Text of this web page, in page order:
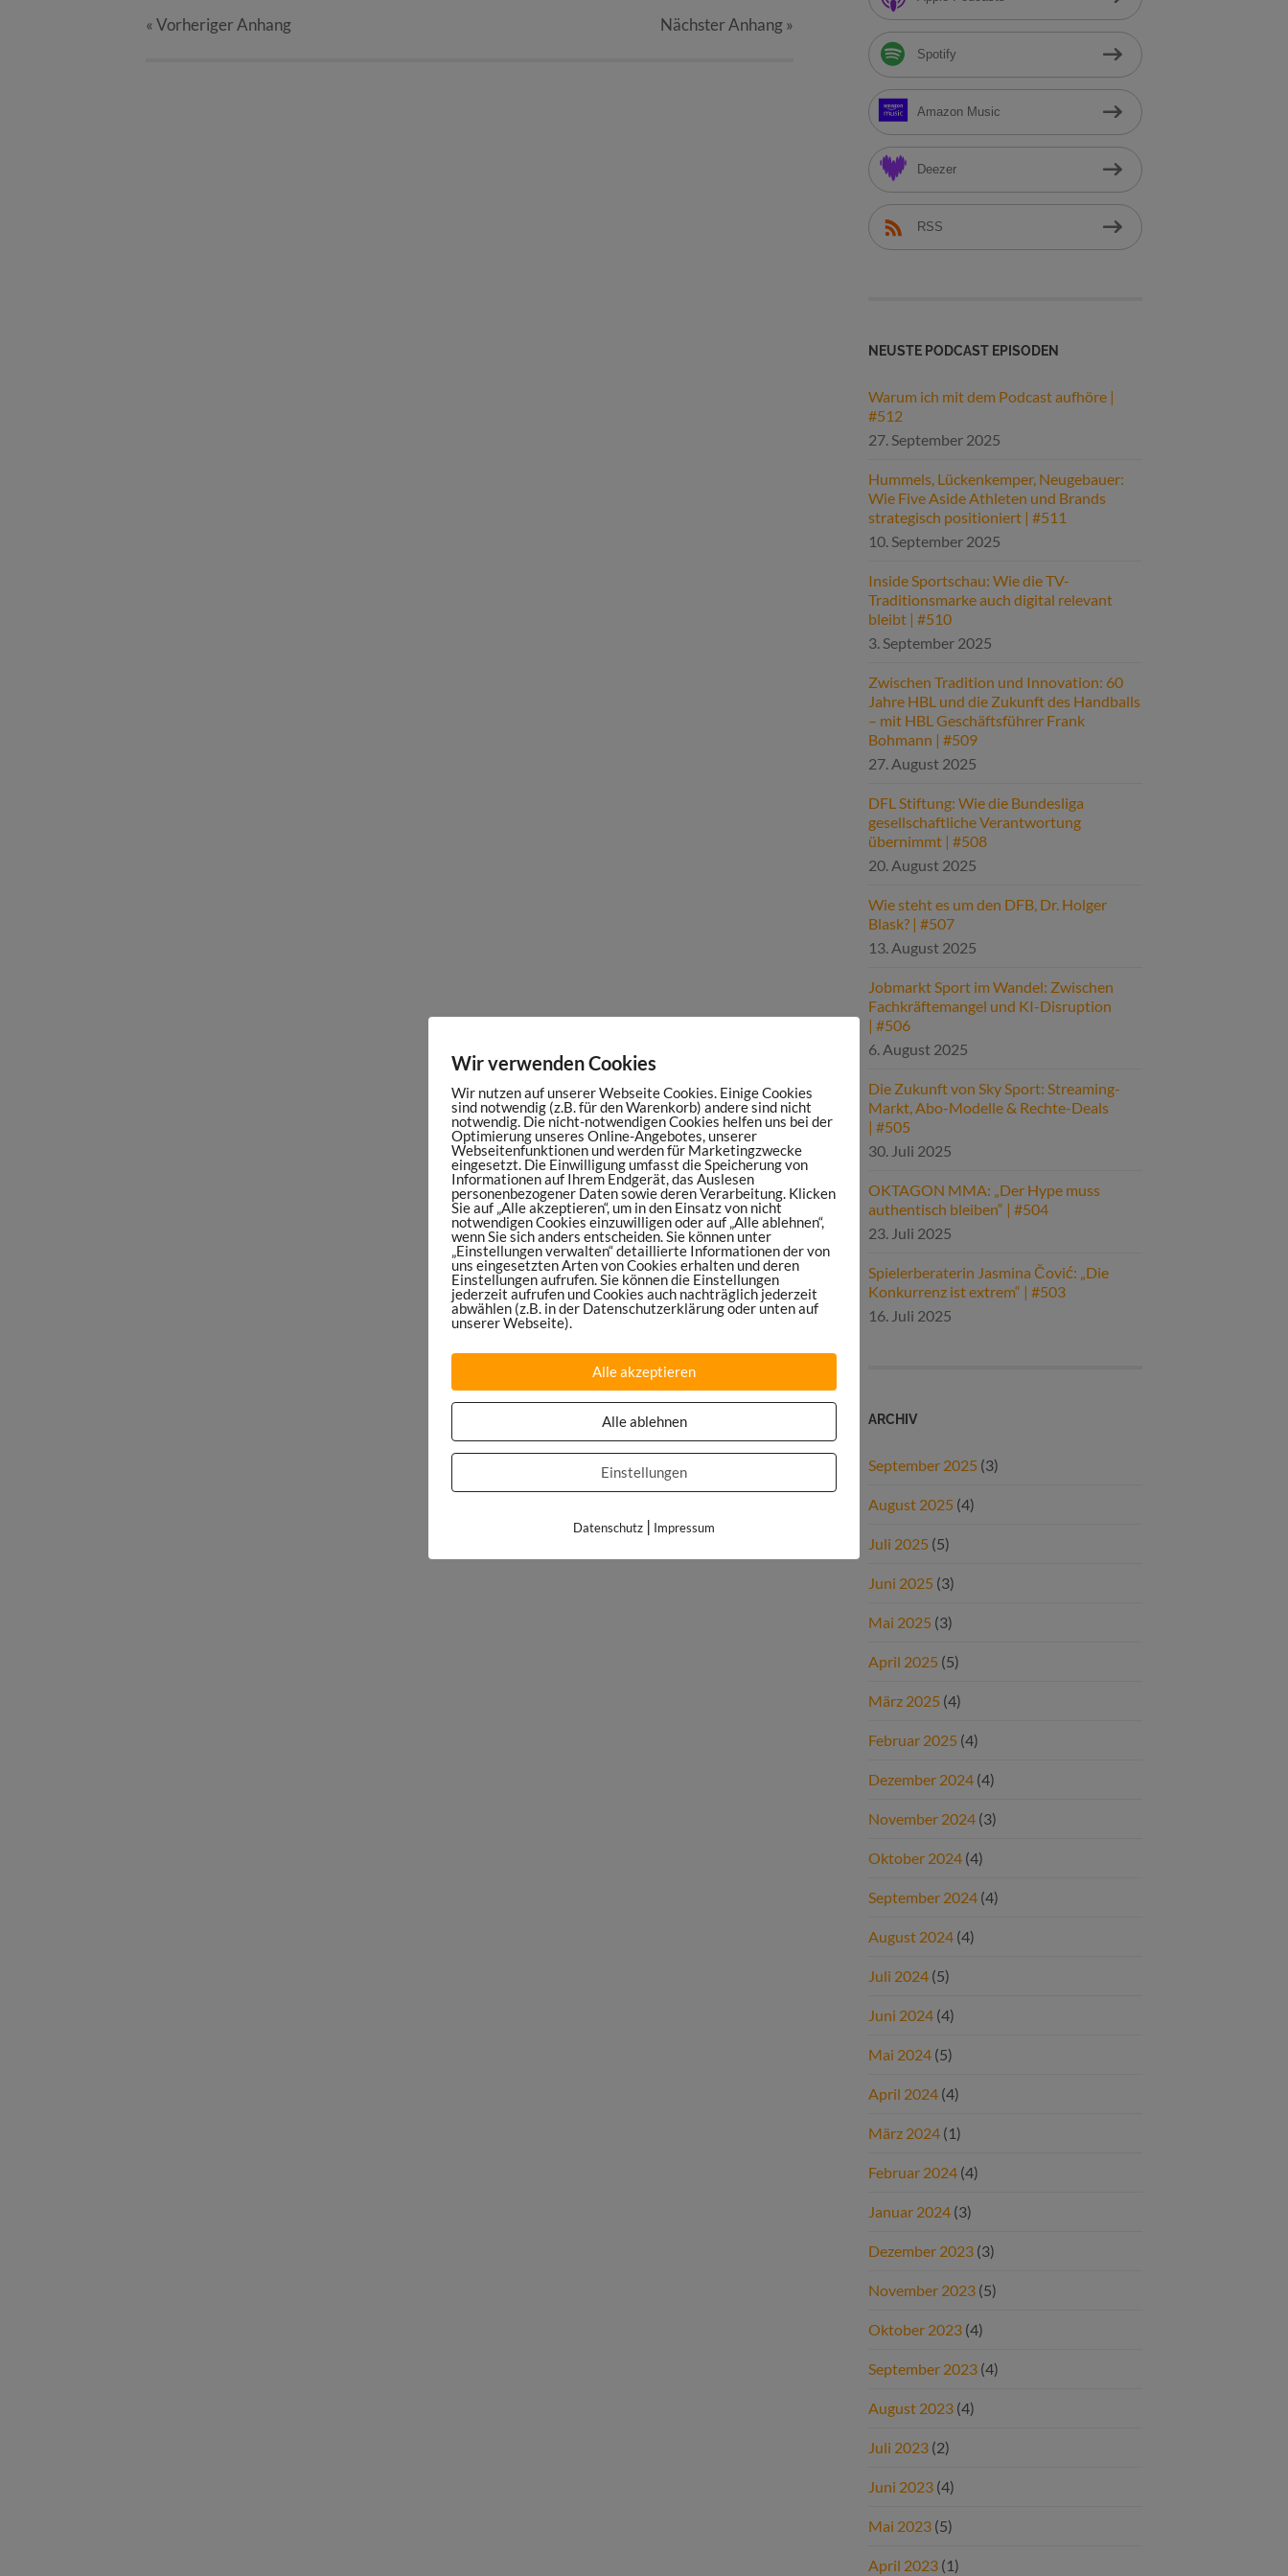
« VorherigerAnhang NächsterAnhang»
h
Spotify
Amazon Music
Deezer
RSS
NEUSTE PODCAST EPISODEN
Warum ich mit dem Podcast aufhöre |
#512
27. September 2025
Hummels, Lückenkemper, Neugebauer:
Wie Five Aside Athleten und Brands
strategisch positioniert | #511
10. September 2025
Inside Sportschau: Wie die TV-
Traditionsmarke auch digital relevant
bleibt | #510
3. September 2025
Zwischen Tradition und Innovation: 60
Jahre HBL und die Zukunft des Handballs
– mit HBL Geschäftsführer Frank
Bohmann | #509
27. August 2025
DFL Stiftung: Wie die Bundesliga
gesellschaftliche Verantwortung
übernimmt | #508
20. August 2025
Wie steht es um den DFB, Dr. Holger
Blask? | #507
13. August 2025
Jobmarkt Sport im Wandel: Zwischen
Fachkräftemangel und KI-Disruption
| #506
6. August 2025
Die Zukunft von Sky Sport: Streaming-
Markt, Abo-Modelle & Rechte-Deals
| #505
30. Juli 2025
OKTAGON MMA: „Der Hype muss
authentisch bleiben“ | #504
23. Juli 2025
Spielerberaterin Jasmina Čović: „Die
Konkurrenz ist extrem“ | #503
16. Juli 2025
ARCHIV
September 2025 (3)
August 2025 (4)
Juli 2025 (5)
Juni 2025 (3)
Mai 2025 (3)
April 2025 (5)
März 2025 (4)
Februar 2025 (4)
Dezember 2024 (4)
November 2024 (3)
Oktober 2024 (4)
September 2024 (4)
August 2024 (4)
Juli 2024 (5)
Juni 2024 (4)
Mai 2024 (5)
April 2024 (4)
März 2024 (1)
Februar 2024 (4)
Januar 2024 (3)
Dezember 2023 (3)
November 2023 (5)
Oktober 2023 (4)
September 2023 (4)
August 2023 (4)
Juli 2023 (2)
Juni 2023 (4)
Mai 2023 (5)
April 2023 (1)
Wir verwenden Cookies
Wir nutzen auf unserer Webseite Cookies. Einige Cookies
sind notwendig (z.B. für den Warenkorb) andere sind nicht
notwendig. Die nicht-notwendigen Cookies helfen uns bei der
Optimierung unseres Online-Angebotes, unserer
Webseitenfunktionen und werden für Marketingzwecke
eingesetzt. Die Einwilligung umfasst die Speicherung von
Informationen auf Ihrem Endgerät, das Auslesen
personenbezogener Daten sowie deren Verarbeitung. Klicken
Sie auf „Alle akzeptieren“, um in den Einsatz von nicht
notwendigen Cookies einzuwilligen oder auf „Alle ablehnen“,
wenn Sie sich anders entscheiden. Sie können unter
„Einstellungen verwalten“ detaillierte Informationen der von
uns eingesetzten Arten von Cookies erhalten und deren
Einstellungen aufrufen. Sie können die Einstellungen
jederzeit aufrufen und Cookies auch nachträglich jederzeit
abwählen (z.B. in der Datenschutzerklärung oder unten auf
unserer Webseite).
Alle akzeptieren
Alle ablehnen
Einstellungen
Datenschutz | Impressum